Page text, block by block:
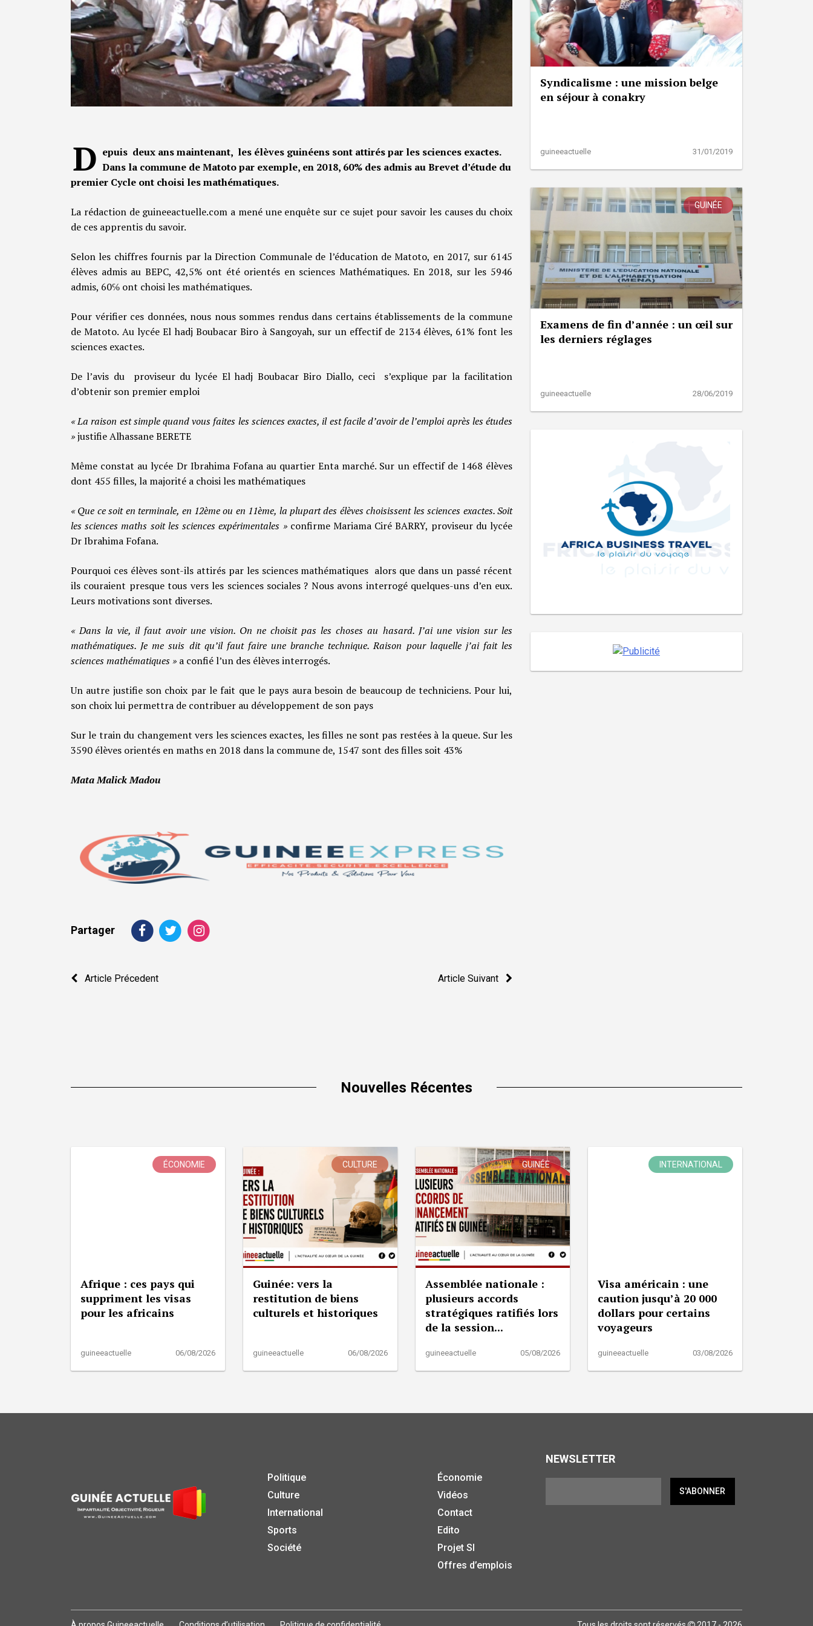
D epuis deux ans maintenant, les élèves guinéens sont attirés par les sciences exactes.
Dans la commune de Matoto par exemple, en 2018, 60% des admis au Brevet d’étude du
premier Cycle ont choisi les mathématiques.
La rédaction de guineeactuelle.com a mené une enquête sur ce sujet pour savoir les causes du choix
de ces apprentis du savoir.
Selon les chiffres fournis par la Direction Communale de l’éducation de Matoto, en 2017, sur 6145
élèves admis au BEPC, 42,5% ont été orientés en sciences Mathématiques. En 2018, sur les 5946
admis, 60℅ ont choisi les mathématiques.
Pour vérifier ces données, nous nous sommes rendus dans certains établissements de la commune
de Matoto. Au lycée El hadj Boubacar Biro à Sangoyah, sur un effectif de 2134 élèves, 61% font les
sciences exactes.
De l’avis du proviseur du lycée El hadj Boubacar Biro Diallo, ceci s’explique par la facilitation
d’obtenir son premier emploi
« La raison est simple quand vous faites les sciences exactes, il est facile d’avoir de l’emploi après les études
»justifie Alhassane BERETE
Même constat au lycée Dr Ibrahima Fofana au quartier Enta marché. Sur un effectif de 1468 élèves
dont 455 filles, la majorité a choisi les mathématiques
« Que ce soit en terminale, en 12ème ou en 11ème, la plupart des élèves choisissent les sciences exactes. Soit
les sciences maths soit les sciences expérimentales »confirme Mariama Ciré BARRY, proviseur du lycée
Dr Ibrahima Fofana.
Pourquoi ces élèves sont-ils attirés par les sciences mathématiques alors que dans un passé récent
ils couraient presque tous vers les sciences sociales ? Nous avons interrogé quelques-uns d’en eux.
Leurs motivations sont diverses.
« Dans la vie, il faut avoir une vision. On ne choisit pas les choses au hasard. J’ai une vision sur les
mathématiques. Je me suis dit qu’il faut faire une branche technique. Raison pour laquelle j’ai fait les
sciences mathématiques » a confié l’un des élèves interrogés.
Un autre justifie son choix par le fait que le pays aura besoin de beaucoup de techniciens. Pour lui,
son choix lui permettra de contribuer au développement de son pays
Sur le train du changement vers les sciences exactes, les filles ne sont pas restées à la queue. Sur les
3590 élèves orientés en maths en 2018 dans la commune de, 1547 sont des filles soit 43%
Mata Malick Madou
Partager
Navigation
Article Précedent Article Suivant
Syndicalisme : une mission belge
en séjour à conakry
guineeactuelle 31/01/2019
GUINÉE
Examens de fin d’année : un œil sur
les derniers réglages
guineeactuelle 28/06/2019
Nouvelles Récentes
ÉCONOMIE
Afrique : ces pays qui
suppriment les visas
pour les africains
guineeactuelle 06/08/2026
CULTURE
Guinée: vers la
restitution de biens
culturels et historiques
guineeactuelle 06/08/2026
GUINÉE
Assemblée nationale :
plusieurs accords
stratégiques ratifiés lors
de la session...
guineeactuelle 05/08/2026
INTERNATIONAL
Visa américain : une
caution jusqu’à 20 000
dollars pour certains
voyageurs
guineeactuelle 03/08/2026
Politique
Culture
International
Sports
Société
Économie
Vidéos
Contact
Edito
Projet SI
Offres d’emplois
NEWSLETTER
S'ABONNER